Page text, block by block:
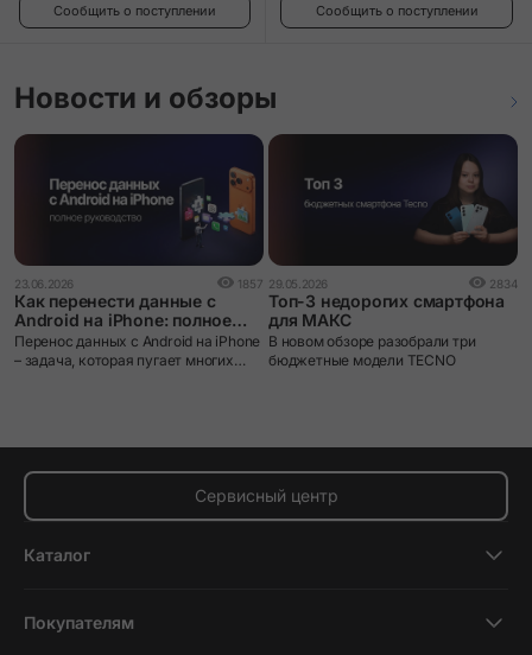
Сообщить о поступлении Сообщить о поступлении
Новости и обзоры
23.06.2026 1857
Как перенести данные с
Android на iPhone: полное
руководство
Перенос данных с Android на iPhone
– задача, которая пугает многих
магазины приложений. Без
правильного инструмента данные
действительно можно потерять.
29.05.2026 2834
Топ-3 недорогих смартфона
для МАКС
В новом обзоре разобрали три
бюджетные модели TECNO
Сервисный центр
Каталог
Планшеты
Покупателям